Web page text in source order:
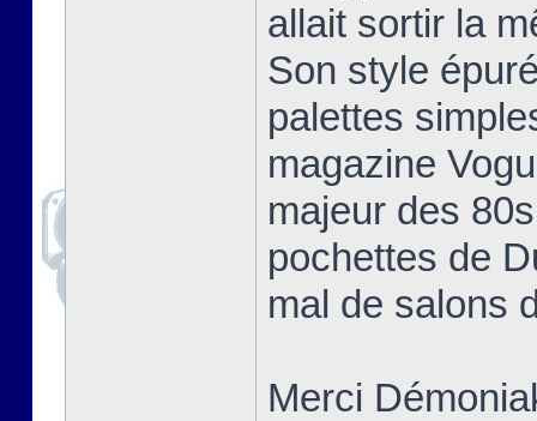
allait sortir la
Son style
palettes
magazine
majeur des
pochettes de
mal de salons
Merci